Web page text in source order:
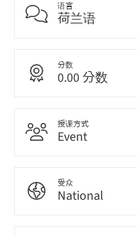
语言
荷兰语
分数
0.00 分数
授课方式
Event
受众
National